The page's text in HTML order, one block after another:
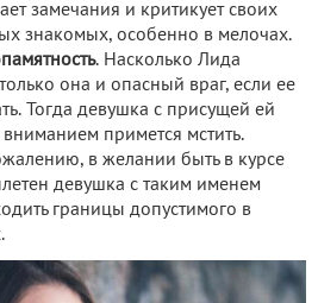
замечания и критикует своих
знакомых, особенно в мелочах.
. Насколько Лида
она и опасный враг, если ее
Тогда девушка с присущей ей
примется мстить.
в желании быть в курсе
девушка с таким именем
границы допустимого в